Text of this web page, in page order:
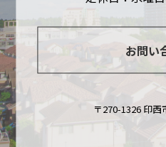
お問い
〒270-1326 印西